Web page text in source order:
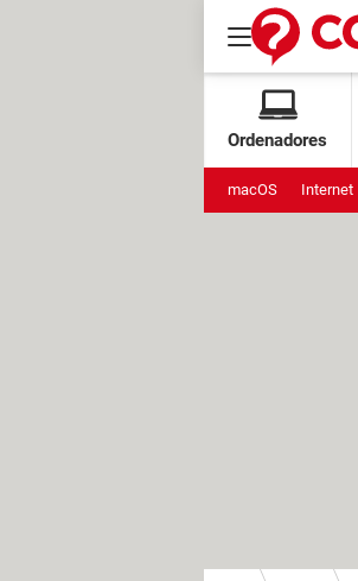
Ordenadores
macOS Internet